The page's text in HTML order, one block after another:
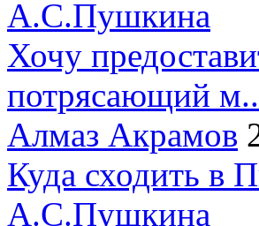
А.С.Пушкина
Хочу
потрясающий
Алмаз Акрамов
Куда сходить в
А.С.Пушкина